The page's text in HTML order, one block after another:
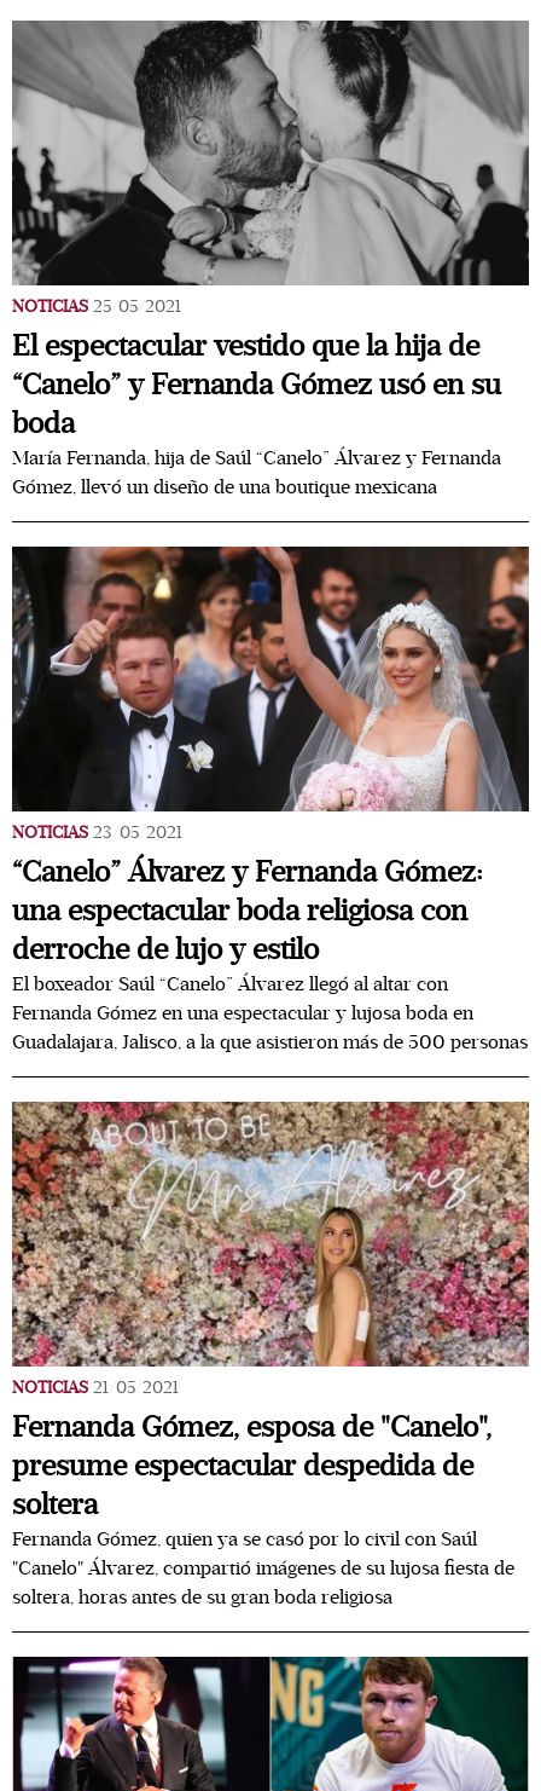
NOTICIAS 25/05/2021
El espectacular vestido que la hija de
“Canelo” y Fernanda Gómez usó en su
boda
María Fernanda, hija de Saúl “Canelo” Álvarez y Fernanda
Gómez, llevó un diseño de una boutique mexicana
NOTICIAS 23/05/2021
“Canelo” Álvarez y Fernanda Gómez:
una espectacular boda religiosa con
derroche de lujo y estilo
El boxeador Saúl “Canelo” Álvarez llegó al altar con
Fernanda Gómez en una espectacular y lujosa boda en
Guadalajara, Jalisco, a la que asistieron más de 500 personas
NOTICIAS 21/05/2021
Fernanda Gómez, esposa de "Canelo",
presume espectacular despedida de
soltera
Fernanda Gómez, quien ya se casó por lo civil con Saúl
"Canelo" Álvarez, compartió imágenes de su lujosa fiesta de
soltera, horas antes de su gran boda religiosa